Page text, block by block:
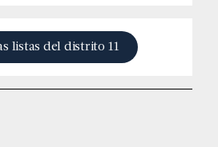
listas del distrito 11